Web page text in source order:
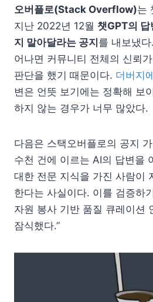
오버플로(Stack Overflow)는
지난 2022년 12월 챗GPT의
지 말아달라는 공지 를 내보냈
어나면 커뮤니티 전체의 신뢰
판단을 했기 때문이다. 더버지
변은 언뜻 보기에는 정확해 보
하지 않는 경우가 너무 많았다.
다음은 스택오버플로의 공지
수천 건에 이르는 AI의 답변을
대한 전문 지식을 가진 사람이
한다는 사실이다. 이를 검증하
자원 봉사 기반 품질 큐레이션
잠식했다.”